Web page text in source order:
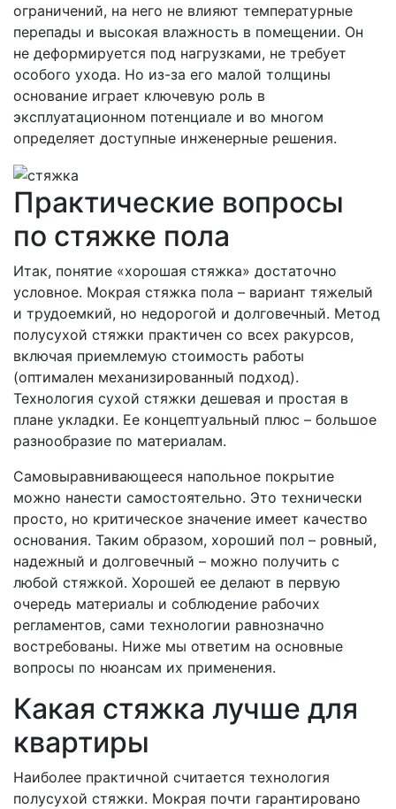
ограничений, на него не влияют температурные
перепады и высокая влажность в помещении. Он
не деформируется под нагрузками, не требует
особого ухода. Но из-за его малой толщины
основание играет ключевую роль в
эксплуатационном потенциале и во многом
определяет доступные инженерные решения.
Практические вопросы
по стяжке пола
Итак, понятие «хорошая стяжка» достаточно
условное. Мокрая стяжка пола – вариант тяжелый
и трудоемкий, но недорогой и долговечный. Метод
полусухой стяжки практичен со всех ракурсов,
включая приемлемую стоимость работы
(оптимален механизированный подход).
Технология сухой стяжки дешевая и простая в
плане укладки. Ее концептуальный плюс – большое
разнообразие по материалам.
Самовыравнивающееся напольное покрытие
можно нанести самостоятельно. Это технически
просто, но критическое значение имеет качество
основания. Таким образом, хороший пол – ровный,
надежный и долговечный – можно получить с
любой стяжкой. Хорошей ее делают в первую
очередь материалы и соблюдение рабочих
регламентов, сами технологии равнозначно
востребованы. Ниже мы ответим на основные
вопросы по нюансам их применения.
Какая стяжка лучше для
квартиры
Наиболее практичной считается технология
полусухой стяжки. Мокрая почти гарантировано